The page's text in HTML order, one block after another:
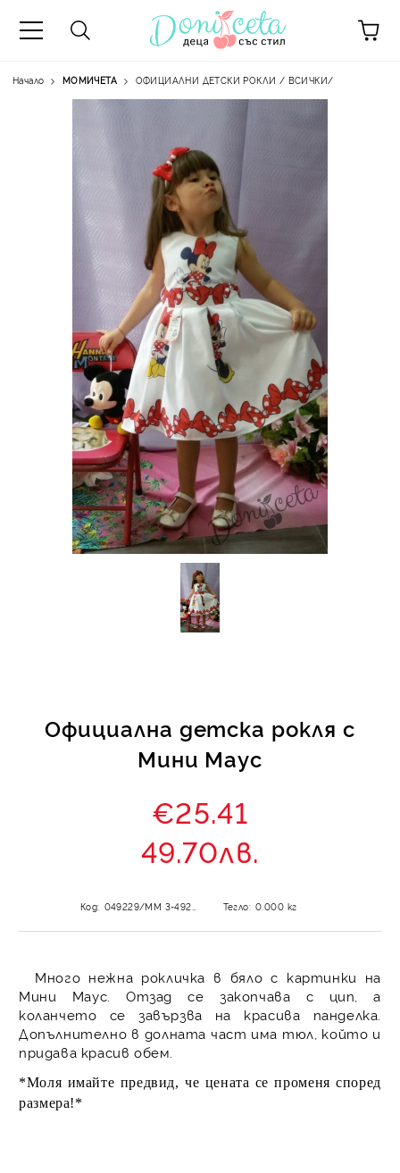
Начало МОМИЧЕТА ОФИЦИАЛНИ ДЕТСКИ РОКЛИ / ВСИЧКИ/
Официална детска рокля с
Мини Маус
€25.41
49.70лв.
Код: Тегло: 0.000 кг
Много нежна рокличка в бяло с картинки на
Мини Маус. Отзад се закопчава с цип, а
коланчето се завързва на красива панделка.
Допълнително в долната част има тюл, който и
придава красив обем.
*Моля имайте предвид, че цената се променя според
размера!*